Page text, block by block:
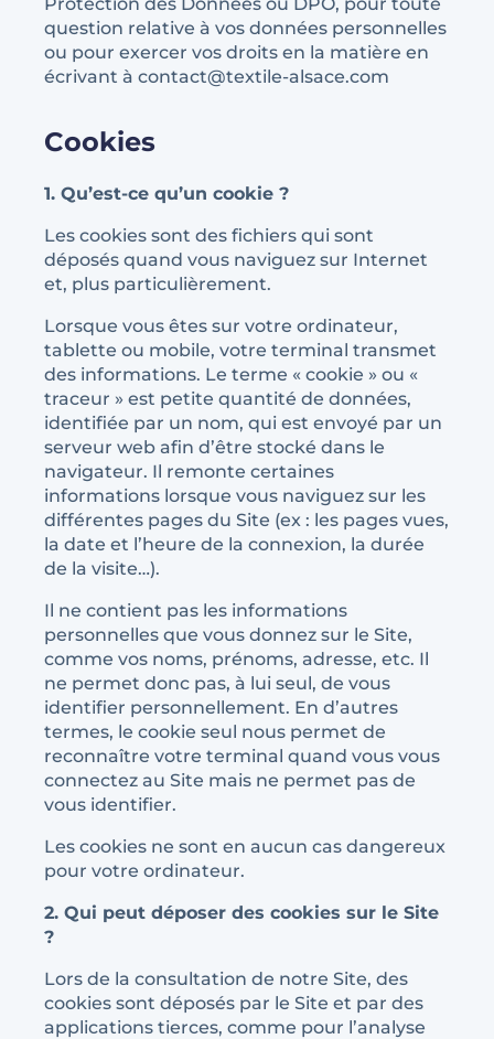
question relative à vos données personnelles
ou pour exercer vos droits en la matière en
écrivant à contact@textile-alsace.com
Cookies
1. Qu’est-ce qu’un cookie ?
Les cookies sont des fichiers qui sont
déposés quand vous naviguez sur Internet
et, plus particulièrement.
Lorsque vous êtes sur votre ordinateur,
tablette ou mobile, votre terminal transmet
des informations. Le terme « cookie » ou «
traceur » est petite quantité de données,
identifiée par un nom, qui est envoyé par un
serveur web afin d’être stocké dans le
navigateur. Il remonte certaines
informations lorsque vous naviguez sur les
différentes pages du Site (ex : les pages vues,
la date et l’heure de la connexion, la durée
de la visite…).
Il ne contient pas les informations
personnelles que vous donnez sur le Site,
comme vos noms, prénoms, adresse, etc. Il
ne permet donc pas, à lui seul, de vous
identifier personnellement. En d’autres
termes, le cookie seul nous permet de
reconnaître votre terminal quand vous vous
connectez au Site mais ne permet pas de
vous identifier.
Les cookies ne sont en aucun cas dangereux
pour votre ordinateur.
2. Qui peut déposer des cookies sur le Site
?
Lors de la consultation de notre Site, des
cookies sont déposés par le Site et par des
applications tierces, comme pour l’analyse